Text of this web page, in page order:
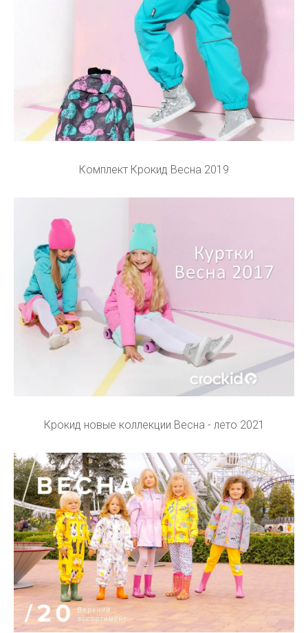
Комплект Крокид Весна 2019
Крокид новые коллекции Весна - лето 2021